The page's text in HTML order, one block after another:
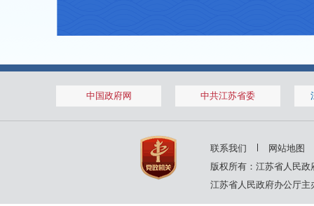
中国政府网 中共江苏省委
联系我们
网站地图
版权所有：江苏省人民政
江苏省人民政府办公厅主